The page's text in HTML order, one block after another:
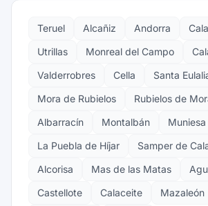
Teruel Alcañiz Andorra
Utrillas
Monreal del Campo
Valderrobres
Cella Santa
Mora de Rubielos
Rubielos de
Albarracín
Montalbán Muniesa
La Puebla de Híjar
Samper de
Alcorisa
Mas de las Matas
Castellote
Calaceite Mazaleón